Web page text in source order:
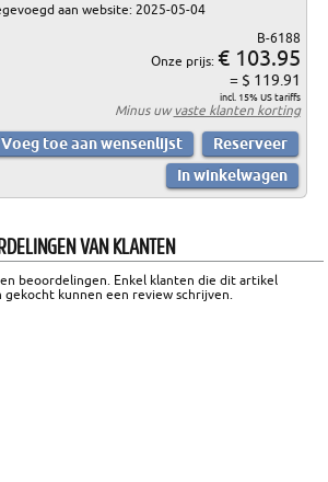
aan website: 2025-05-04
B-6188
Onze prijs: € 103.95
= $ 119.91
incl. 15% US tariffs
Minus uwvaste klanten korting
VAN KLANTEN
beoordelingen. Enkel klanten die dit artikel
gekocht kunnen een review schrijven.